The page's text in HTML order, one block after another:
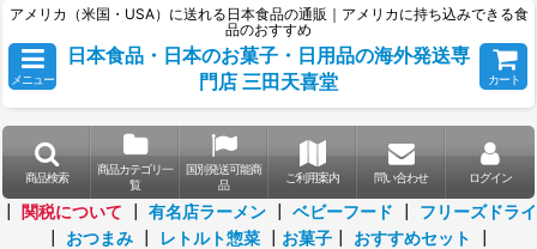
アメリカ（米国・USA）に送れる日本食品の通販｜アメリカに持ち込みできる食
品のおすすめ
メニュー
日本食品・日本のお菓子・日用品の海外発送専
門店 三田天喜堂
カート
商品検索
商品カテゴリ一
覧
国別発送可能商
品
ご利用案内 問い合わせ ログイン
関税について 有名店ラーメン ベビーフード
フリーズドライ
おつまみ レトルト惣菜 お菓子 おすすめセット